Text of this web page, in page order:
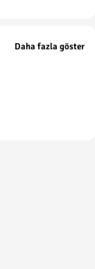
Daha fazla göster